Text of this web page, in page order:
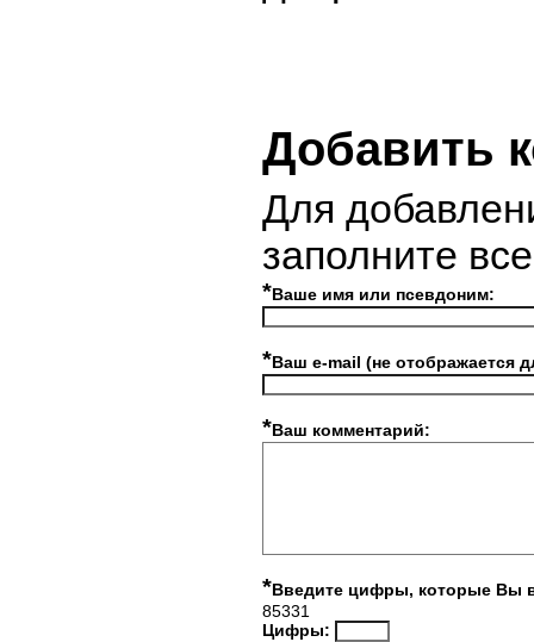
Добавить
Для
заполните
*Ваше имя или псевдоним:
*Ваш e-mail (не отображается
*Ваш комментарий:
*Введите цифры, которые Вы
85331
Цифры: